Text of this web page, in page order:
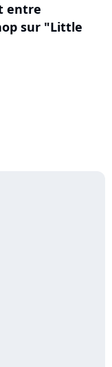
entre
sur "Little